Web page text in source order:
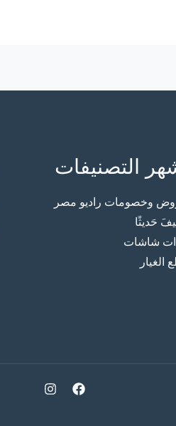
التصنيفات
وخصومات راديو مصر
حَديثًا
شاشات
الغيار